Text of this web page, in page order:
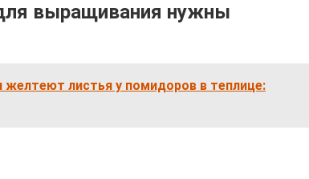
выращивания нужны
желтеют листья у помидоров в теплице: